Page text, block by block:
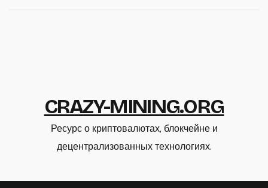
CRAZY-MINING.ORG
Ресурс о криптовалютах, блокчейне и
децентрализованных технологиях.